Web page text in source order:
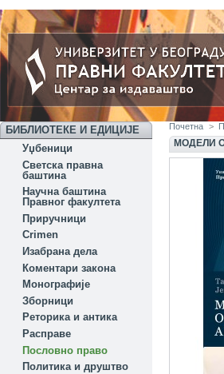
БИБЛИОТЕКЕ И ЕДИЦИЈЕ
Уџбеници
Светска правна
баштина
Научна баштина
Правног факултета
Приручници
Crimen
Изабрана дела
Коментари закона
Монографије
Зборници
Реторика и антика
Расправе
Пословно право
Политика и друштво
Почетна >
МОДЕЛИ